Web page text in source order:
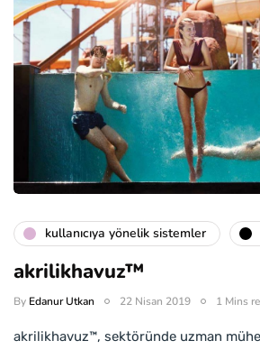
kullanıcıya yönelik sistemler
akrilikhavuz™
By Edanur Utkan 22 Nisan 2019 1 Mins
akrilikhavuz™, sektöründe uzman